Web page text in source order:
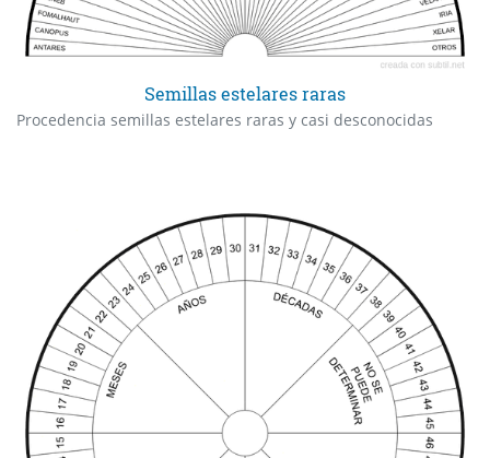
Semillas estelares raras
Procedencia semillas estelares raras y casi desconocidas